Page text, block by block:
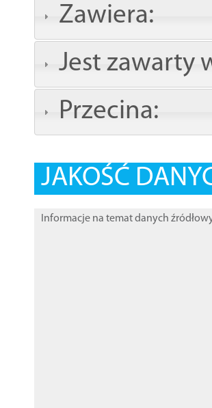
Zawiera:
Jest zawarty
Przecina:
JAKOŚĆ
Informacje na temat danych